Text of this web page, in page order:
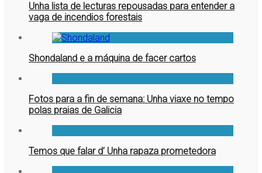
Unha lista de lecturas repousadas para entender a
vaga de incendios forestais
Shondaland e a máquina de facer cartos
Fotos para a fin de semana: Unha viaxe no tempo
polas praias de Galicia
Temos que falar d’ Unha rapaza prometedora